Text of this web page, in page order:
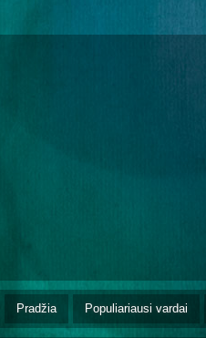
Pradžia Populiariausi vardai